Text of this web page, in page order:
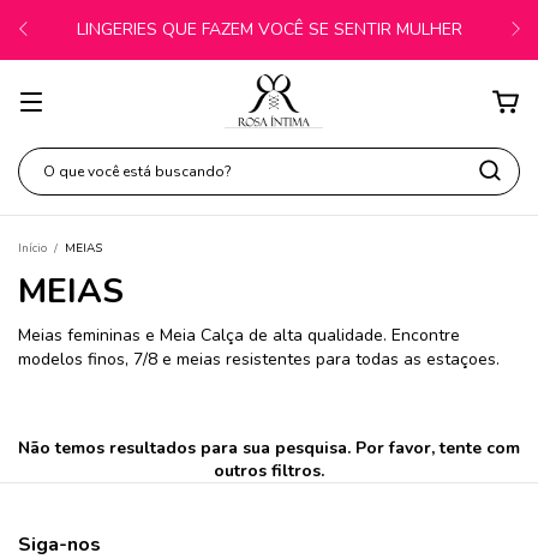
LINGERIES QUE FAZEM VOCÊ SE SENTIR MULHER
Início / MEIAS
MEIAS
Meias femininas e Meia Calça de alta qualidade. Encontre
modelos finos, 7/8 e meias resistentes para todas as estaçoes.
Não temos resultados para sua pesquisa. Por favor, tente com
outros filtros.
Siga-nos